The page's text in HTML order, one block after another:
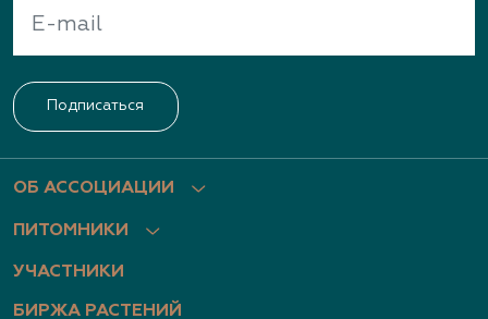
ОБ АССОЦИАЦИИ
ПИТОМНИКИ
УЧАСТНИКИ
БИРЖА РАСТЕНИЙ
Подписаться